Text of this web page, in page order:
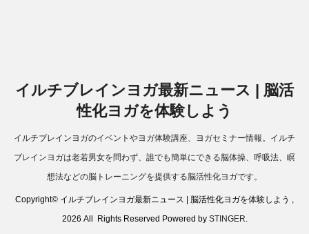
イルチブレインヨガ最新ニュース | 脳活
性化ヨガを体験しよう
イルチブレインヨガのイベントやヨガ体験講座、ヨガセミナー情報。イルチ
ブレインヨガは老若男女を問わず、誰でも簡単にできる脳体操、呼吸法、瞑
想法などの脳トレーニングを提供する脳活性化ヨガです。
Copyright© イルチブレインヨガ最新ニュース | 脳活性化ヨガを体験しよう ,
2026 All Rights Reserved Powered by STINGER.